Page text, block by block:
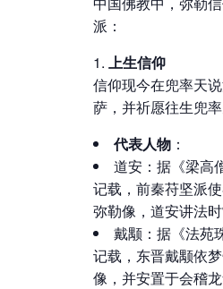
派：
上生信仰
信仰现今在兜率天
萨，并祈愿往生兜率
代表人物 ：
道安：据《梁高
记载，前秦苻坚派
弥勒像，道安讲法时
戴颙：据《法苑
记载，东晋戴颙依
像，并安置于会稽龙